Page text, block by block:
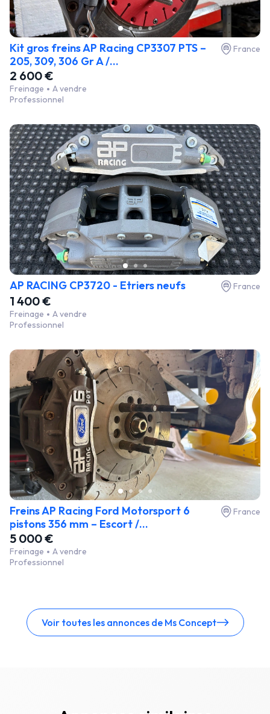
Kit gros freins AP Racing CP3307 PTS –
205, 309, 306 Gr A /...
France
2 600 €
Freinage
A vendre
Professionnel
AP RACING CP3720 - Etriers neufs France
1 400 €
Freinage
A vendre
Professionnel
Freins AP Racing Ford Motorsport 6
pistons 356 mm – Escort /...
France
5 000 €
Freinage
A vendre
Professionnel
Voir toutes les annonces de Ms Concept